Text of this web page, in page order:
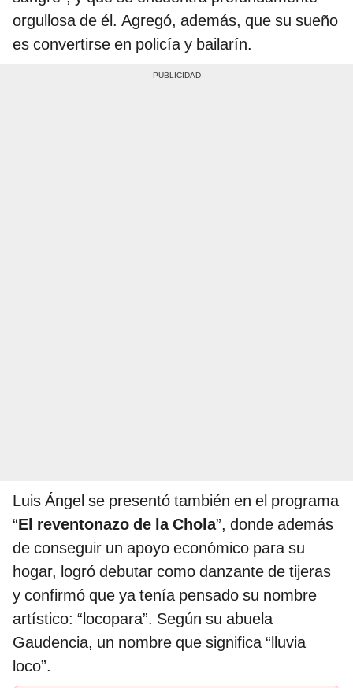
orgullosa de él. Agregó, además, que su sueño
es convertirse en policía y bailarín.
Luis Ángel se presentó también en el programa
“El reventonazo de la Chola”, donde además
de conseguir un apoyo económico para su
hogar, logró debutar como danzante de tijeras
y confirmó que ya tenía pensado su nombre
artístico: “locopara”. Según su abuela
Gaudencia, un nombre que significa “lluvia
loco”.